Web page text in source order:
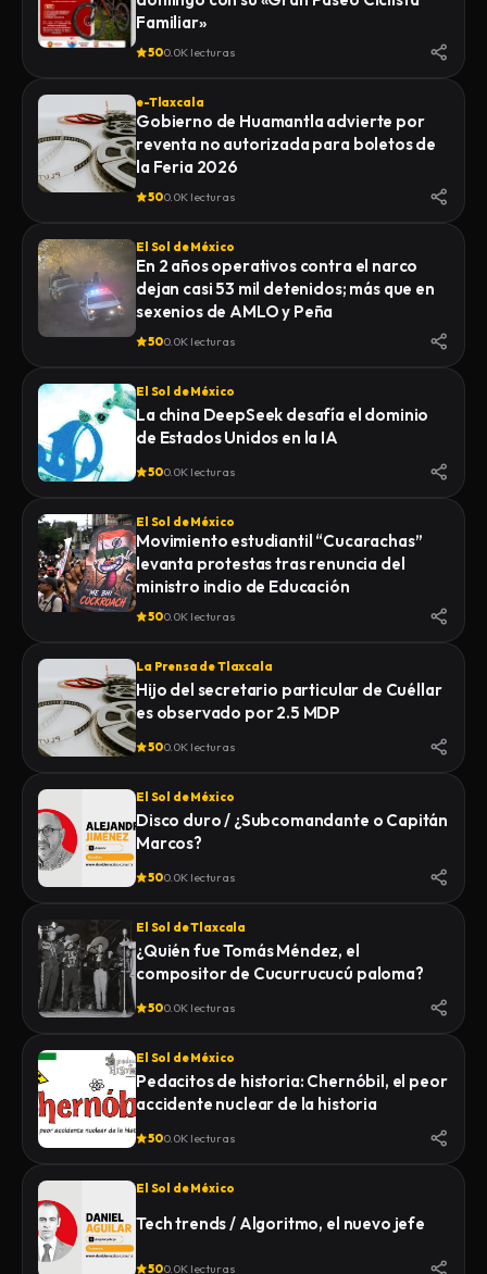
Familiar»
500.0K lecturas
e-Tlaxcala
Gobierno de Huamantla advierte por
reventa no autorizada para boletos de
la Feria 2026
500.0K lecturas
El Sol de México
En 2 años operativos contra el narco
dejan casi 53 mil detenidos; más que en
sexenios de AMLO y Peña
500.0K lecturas
El Sol de México
La china DeepSeek desafía el dominio
de Estados Unidos en la IA
500.0K lecturas
El Sol de México
Movimiento estudiantil “Cucarachas”
levanta protestas tras renuncia del
ministro indio de Educación
500.0K lecturas
La Prensa de Tlaxcala
Hijo del secretario particular de Cuéllar
es observado por 2.5 MDP
500.0K lecturas
El Sol de México
Disco duro / ¿Subcomandante o Capitán
Marcos?
500.0K lecturas
El Sol de Tlaxcala
¿Quién fue Tomás Méndez, el
compositor de Cucurrucucú paloma?
500.0K lecturas
El Sol de México
Pedacitos de historia: Chernóbil, el peor
accidente nuclear de la historia
500.0K lecturas
El Sol de México
Tech trends / Algoritmo, el nuevo jefe
500.0K lecturas